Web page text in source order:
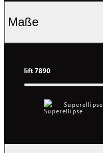
Maße
lift 7890
Superellipse